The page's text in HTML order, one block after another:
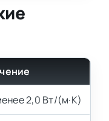
2,0 Вт/(м·К)